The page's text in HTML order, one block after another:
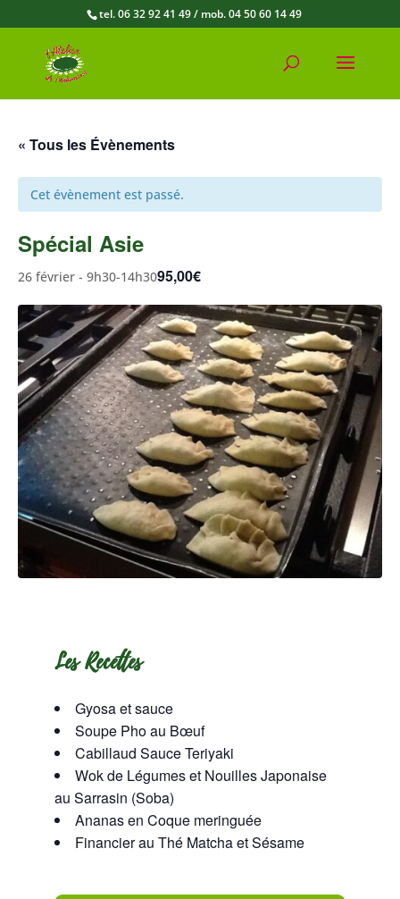
tel. 06 32 92 41 49 / mob. 04 50 60 14 49
« Tous les Évènements
Cet évènement est passé.
Spécial Asie
26 février - 9h30-14h3095,00€
Les Recettes
Gyosa et sauce
Soupe Pho au Bœuf
Cabillaud Sauce Teriyaki
Wok de Légumes et Nouilles Japonaise
au Sarrasin (Soba)
Ananas en Coque meringuée
Financier au Thé Matcha et Sésame